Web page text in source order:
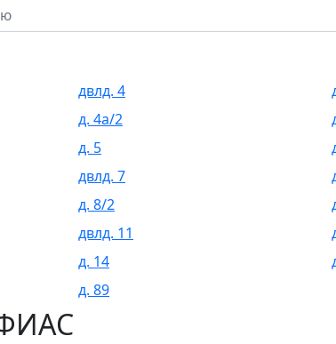
двлд. 4
д. 4а/2
д. 5
двлд. 7
д. 8/2
двлд. 11
д. 14
д. 89